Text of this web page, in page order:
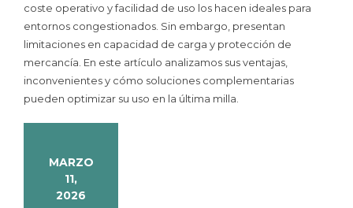
coste operativo y facilidad de uso los hacen ideales para
entornos congestionados. Sin embargo, presentan
limitaciones en capacidad de carga y protección de
mercancía. En este artículo analizamos sus ventajas,
inconvenientes y cómo soluciones complementarias
pueden optimizar su uso en la última milla.
MARZO
11,
2026